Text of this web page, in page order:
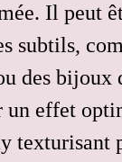
Il peut
subtils,
des bijoux
un effet
texturisant